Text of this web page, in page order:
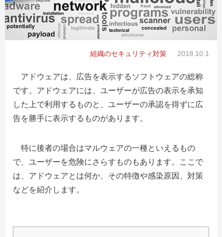
組織のセキュリティ対策 2018.10.1
アドウェアは、広告を表示するソフトウェアの総称
です。アドウェアには、ユーザーが広告の表示を承知
した上で利用するものと、ユーザーの承認を得ずに広
告を勝手に表示するものがあります。
特に後者の場合はマルウェアの一種といえるもの
で、ユーザーを危険にさらすものもあります。ここで
は、アドウェアとは何か、その特徴や感染原因、対策
などを紹介します。